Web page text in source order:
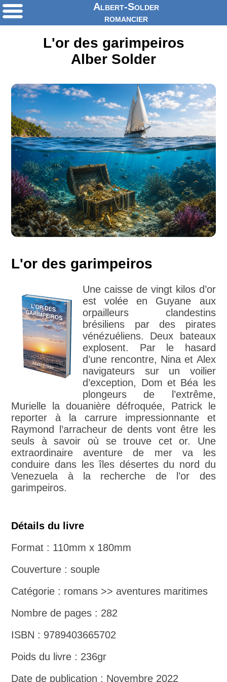
Albert-Solder
romancier
L'or des garimpeiros
Alber Solder
L'or des garimpeiros
Une caisse de vingt kilos d’or
est volée en Guyane aux
orpailleurs clandestins
brésiliens par des pirates
vénézuéliens. Deux bateaux
explosent. Par le hasard
d’une rencontre, Nina et Alex
navigateurs sur un voilier
d’exception, Dom et Béa les
plongeurs de l’extrême,
Murielle la douanière défroquée, Patrick le
reporter à la carrure impressionnante et
Raymond l’arracheur de dents vont être les
seuls à savoir où se trouve cet or. Une
extraordinaire aventure de mer va les
conduire dans les îles désertes du nord du
Venezuela à la recherche de l’or des
garimpeiros.
Détails du livre
Format : 110mm x 180mm
Couverture : souple
Catégorie : romans >> aventures maritimes
Nombre de pages : 282
ISBN : 9789403665702
Poids du livre : 236gr
Date de publication : Novembre 2022